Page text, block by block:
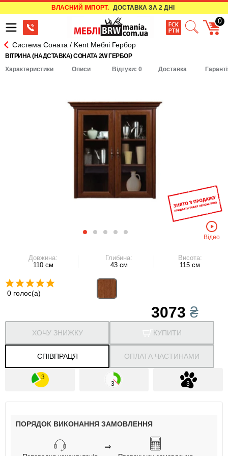
ВЛАСНИЙ ІМПОРТ. ДОСТАВКА ЗА 2 ДНІ
0
Система Соната / Kent Меблі Гербор
ВІТРИНА (НАДСТАВКА) СОНАТА 2W ГЕРБОР
Характеристики
Описи Відгуки: 0 Доставка
Відео
Довжина:
110 см
Глибина:
43 см
Висота:
115 см
0 голос(а)
3073₴
КУПИТИ
СПІВПРАЦЯ
ХОЧУ ЗНИЖКУ
ОПЛАТА ЧАСТИНАМИ
ПОРЯДОК ВИКОНАННЯ ЗАМОВЛЕННЯ
⇒